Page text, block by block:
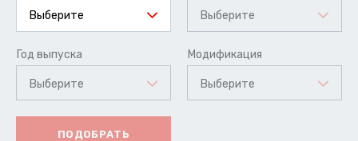
Выберите Выберите
Год выпуска
Выберите
Модификация
Выберите
ПОДОБРАТЬ